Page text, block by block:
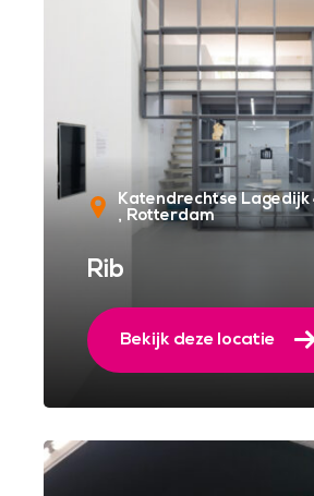
Katendrechtse
Rotterdam
Rib
Bekijk deze locatie